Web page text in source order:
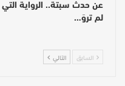
عن حدث سبتة.. الرواية التي
لم تروَ…
السابق التالي